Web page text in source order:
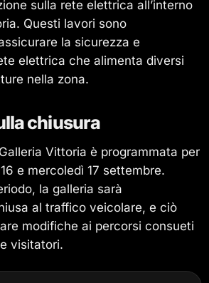
sulla rete elettrica all’interno
Questi lavori sono
la sicurezza e
elettrica che alimenta diversi
nella zona.
chiusura
Vittoria è programmata per
e mercoledì 17 settembre.
la galleria sarà
al traffico veicolare, e ciò
modifiche ai percorsi consueti
visitatori.